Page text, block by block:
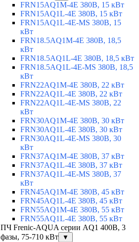
FRN15AQ1M-4E 380В, 15 кВт
FRN15AQ1L-4E 380В, 15 кВт
FRN15AQ1L-4E-MS 380В, 15
кВт
FRN18.5AQ1M-4E 380В, 18,5
кВт
FRN18.5AQ1L-4E 380В, 18,5 кВт
FRN18.5AQ1L-4E-MS 380В, 18,5
кВт
FRN22AQ1M-4E 380В, 22 кВт
FRN22AQ1L-4E 380В, 22 кВт
FRN22AQ1L-4E-MS 380В, 22
кВт
FRN30AQ1M-4E 380В, 30 кВт
FRN30AQ1L-4E 380В, 30 кВт
FRN30AQ1L-4E-MS 380В, 30
кВт
FRN37AQ1M-4E 380В, 37 кВт
FRN37AQ1L-4E 380В, 37 кВт
FRN37AQ1L-4E-MS 380В, 37
кВт
FRN45AQ1M-4E 380В, 45 кВт
FRN45AQ1L-4E 380В, 45 кВт
FRN55AQ1M-4E 380В, 55 кВт
FRN55AQ1L-4E 380В, 55 кВт
ПЧ Frenic-AQUA серии AQ1 400В, 3
фазы, 75-710 кВт
▼